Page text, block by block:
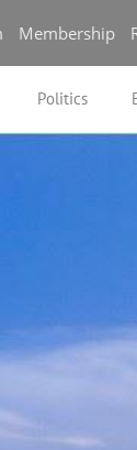
Membership
Politics